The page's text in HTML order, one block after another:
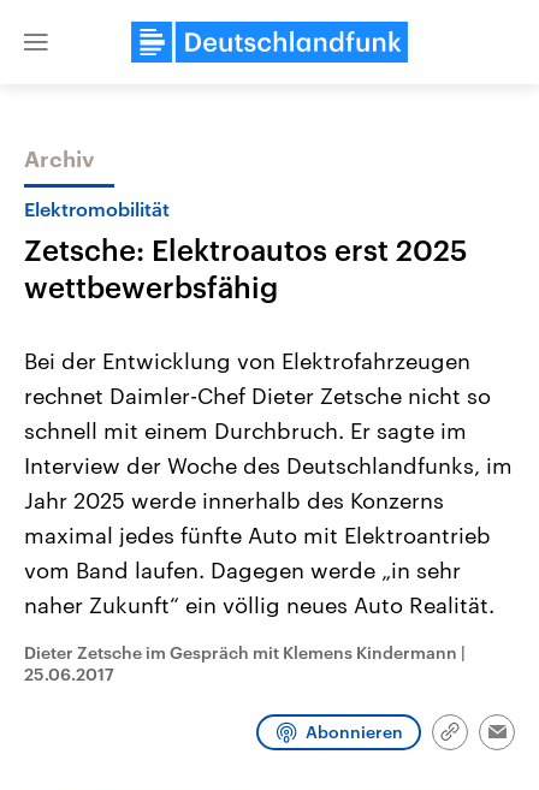
Close
Themen
Landtagswahl Sachsen-Anhalt
2026
Alle Informationen
Sachsen-Anhalt wählt am 6.
September 2026 einen neuen
Landtag. Seit 2021 wird das
Bundesland von einer Koalition aus
CDU, SPD und FDP regiert.-
Umfragen, Prognosen,
Wahlprogramme, aktuelle Berichte
und Hintergründe zu den Parteien
Wahl.
USA
Aktuelle Beiträge,
Hintergründe
Wirtschaftlich und
gehören die Vereinigten
den mächtigsten Ländern
mit großem Einfluss auf
Sendungen Programm Podcasts
Audio-Archiv
Archiv
Elektromobilität
Zetsche: Elektroautos erst 2025
wettbewerbsfähig
Bei der Entwicklung von Elektrofahrzeugen
rechnet Daimler-Chef Dieter Zetsche nicht so
schnell mit einem Durchbruch. Er sagte im
Interview der Woche des Deutschlandfunks, im
Jahr 2025 werde innerhalb des Konzerns
maximal jedes fünfte Auto mit Elektroantrieb
vom Band laufen. Dagegen werde „in sehr
naher Zukunft“ ein völlig neues Auto Realität.
Dieter Zetsche im Gespräch mit Klemens Kindermann |
25.06.2017
Abonnieren
Link